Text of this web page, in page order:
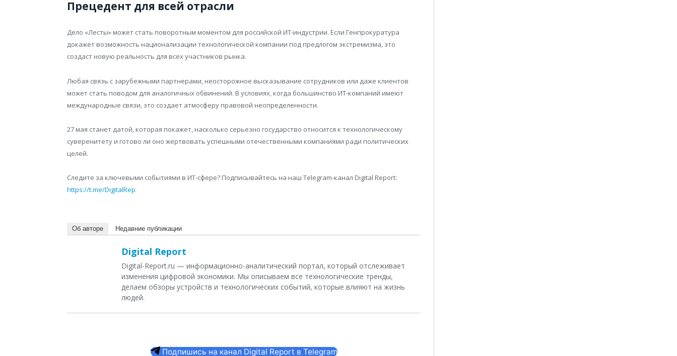
Прецедент для всей отрасли
Дело «Лесты» может стать поворотным моментом для российской ИТ-индустрии. Если Генпрокуратура
докажет возможность национализации технологической компании под предлогом экстремизма, это
создаст новую реальность для всех участников рынка.
Любая связь с зарубежными партнерами, неосторожное высказывание сотрудников или даже клиентов
может стать поводом для аналогичных обвинений. В условиях, когда большинство ИТ-компаний имеют
международные связи, это создает атмосферу правовой неопределенности.
27 мая станет датой, которая покажет, насколько серьезно государство относится к технологическому
суверенитету и готово ли оно жертвовать успешными отечественными компаниями ради политических
целей.
Следите за ключевыми событиями в ИТ-сфере? Подписывайтесь на наш Telegram-канал Digital Report:
https://t.me/DigitalRep
Об авторе Недавние публикации
Digital Report
Digital-Report.ru — информационно-аналитический портал, который отслеживает
изменения цифровой экономики. Мы описываем все технологические тренды,
делаем обзоры устройств и технологических событий, которые влияют на жизнь
людей.
Подпишись на канал Digital Report в Telegram